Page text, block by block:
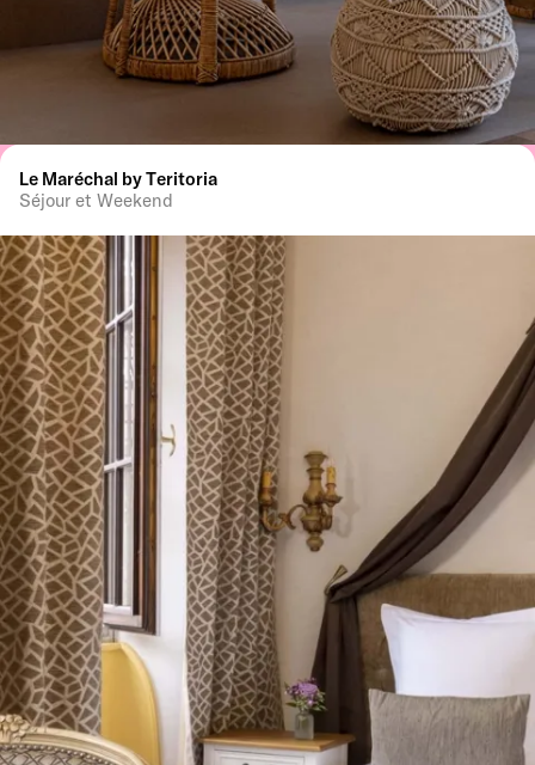
Le Maréchal by Teritoria
Séjour et Weekend